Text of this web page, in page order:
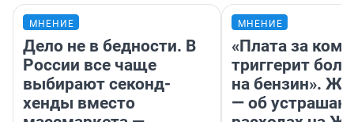
МНЕНИЕ
Дело не в бедности. В
России все чаще
выбирают секонд-
хенды вместо
МНЕНИЕ
«Плата за
триггерит
на бензин».
— об